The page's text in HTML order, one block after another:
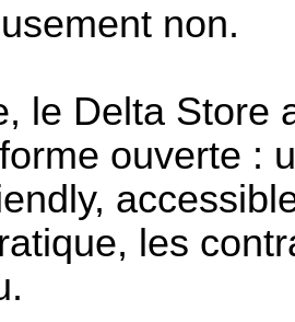
non.
le Delta
ouverte :
les